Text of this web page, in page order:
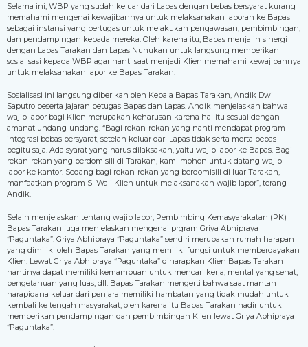
Selama ini, WBP yang sudah keluar dari Lapas dengan bebas bersyarat kurang
memahami mengenai kewajibannya untuk melaksanakan laporan ke Bapas
sebagai instansi yang bertugas untuk melakukan pengawasan, pembimbingan,
dan pendampingan kepada mereka. Oleh karena itu, Bapas menjalin sinergi
dengan Lapas Tarakan dan Lapas Nunukan untuk langsung memberikan
sosialisasi kepada WBP agar nanti saat menjadi Klien memahami kewajibannya
untuk melaksanakan lapor ke Bapas Tarakan.
Sosialisasi ini langsung diberikan oleh Kepala Bapas Tarakan, Andik Dwi
Saputro beserta jajaran petugas Bapas dan Lapas. Andik menjelaskan bahwa
wajib lapor bagi Klien merupakan keharusan karena hal itu sesuai dengan
amanat undang-undang. “Bagi rekan-rekan yang nanti mendapat program
integrasi bebas bersyarat, setelah keluar dari Lapas tidak serta merta bebas
begitu saja. Ada syarat yang harus dilaksakan, yaitu wajib lapor ke Bapas. Bagi
rekan-rekan yang berdomisili di Tarakan, kami mohon untuk datang wajib
lapor ke kantor. Sedang bagi rekan-rekan yang berdomisili di luar Tarakan,
manfaatkan program Si Wali Klien untuk melaksanakan wajib lapor”, terang
Andik.
Selain menjelaskan tentang wajib lapor, Pembimbing Kemasyarakatan (PK)
Bapas Tarakan juga menjelaskan mengenai prgram Griya Abhipraya
“Paguntaka”. Griya Abhipraya “Paguntaka” sendiri merupakan rumah harapan
yang dimiliki oleh Bapas Tarakan yang memiliki fungsi untuk memberdayakan
Klien. Lewat Griya Abhipraya “Paguntaka” diharapkan Klien Bapas Tarakan
nantinya dapat memiliki kemampuan untuk mencari kerja, mental yang sehat,
pengetahuan yang luas, dll. Bapas Tarakan mengerti bahwa saat mantan
narapidana keluar dari penjara memiliki hambatan yang tidak mudah untuk
kembali ke tengah masyarakat, oleh karena itu Bapas Tarakan hadir untuk
memberikan pendampingan dan pembimbingan Klien lewat Griya Abhipraya
“Paguntaka”.